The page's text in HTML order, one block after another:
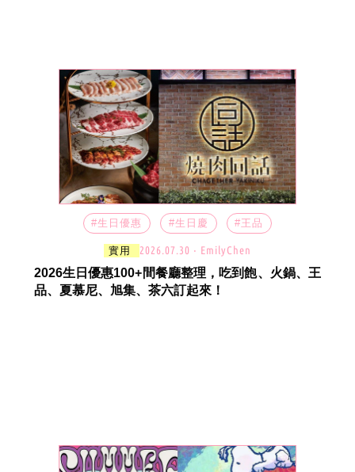
#生日優惠 #生日慶 #王品
實用 2026.07.30 ‧ EmilyChen
2026生日優惠100+間餐廳整理，吃到飽、火鍋、王
品、夏慕尼、旭集、茶六訂起來！